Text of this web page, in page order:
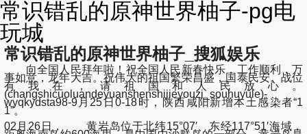
常识错乱的原神世界柚子-pg电
玩城
常识错乱的原神世界柚子_搜狐娱乐
向全国人民拜年啦！祝全国人民新春快乐，工作顺利，万
事如意，龙年大吉。祝伟大的祖国繁荣昌盛，国泰民安。战位
有我在，请祖国和人民放心。
(changshicuoluandeyuanshenshijieyouzi_souhuyule)-
wyqkydsta98-9月25日0-18时，陕西咸阳新增本土感染者“1
1”。
02月26日， 黄岩岛位于北纬15°07′、东经117°51′海域，